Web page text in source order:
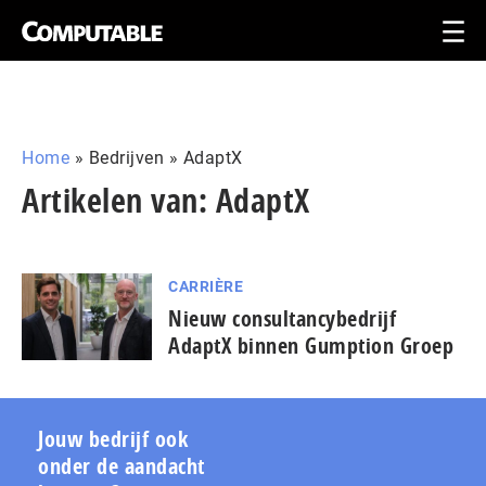
Home » Bedrijven » AdaptX
Artikelen van: AdaptX
CARRIÈRE
Nieuw consultancybedrijf
AdaptX binnen Gumption Groep
Jouw bedrijf ook
onder de aandacht